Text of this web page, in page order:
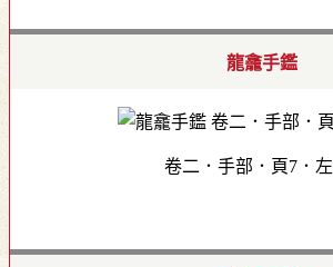
龍龕手鑑
卷二．手部．頁7．左